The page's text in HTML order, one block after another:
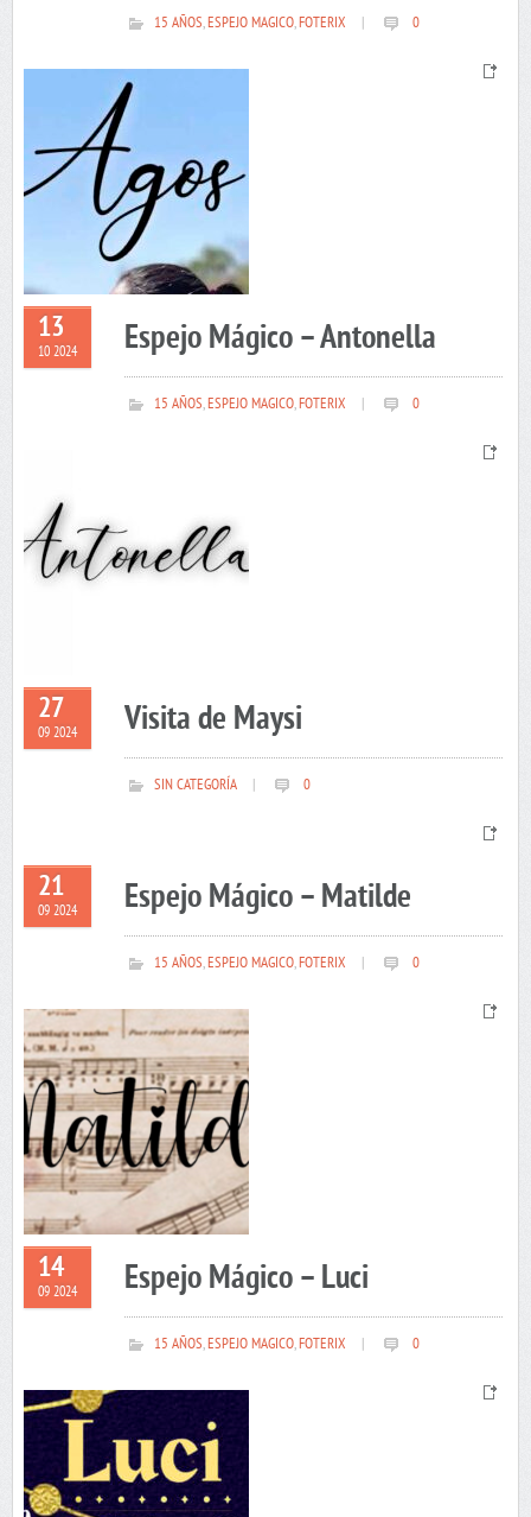
15 AÑOS,ESPEJO MAGICO,FOTERIX 0
13
10 2024 Espejo Mágico – Antonella
15 AÑOS,ESPEJO MAGICO,FOTERIX 0
27
09 2024 Visita de Maysi
SIN CATEGORÍA 0
21
09 2024 Espejo Mágico – Matilde
15 AÑOS,ESPEJO MAGICO,FOTERIX 0
14
09 2024 Espejo Mágico – Luci
15 AÑOS,ESPEJO MAGICO,FOTERIX 0